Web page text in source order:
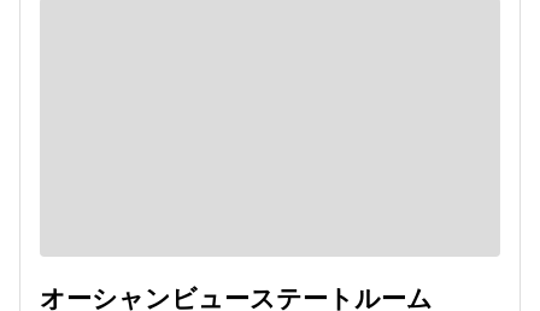
オーシャンビューステートルーム